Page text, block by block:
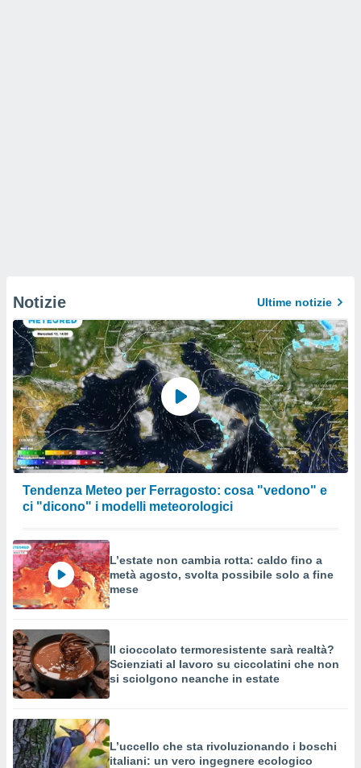
Notizie Ultime notizie
Tendenza Meteo per Ferragosto: cosa "vedono" e
ci "dicono" i modelli meteorologici
L’estate non cambia rotta: caldo fino a
metà agosto, svolta possibile solo a fine
mese
Il cioccolato termoresistente sarà realtà?
Scienziati al lavoro su ciccolatini che non
si sciolgono neanche in estate
L’uccello che sta rivoluzionando i boschi
italiani: un vero ingegnere ecologico